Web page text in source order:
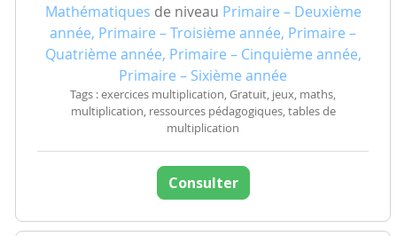
Mathématiques de niveau Primaire – Deuxième
année, Primaire – Troisième année, Primaire –
Quatrième année, Primaire – Cinquième année,
Primaire – Sixième année
Tags : exercices multiplication, Gratuit, jeux, maths,
multiplication, ressources pédagogiques, tables de
multiplication
Consulter